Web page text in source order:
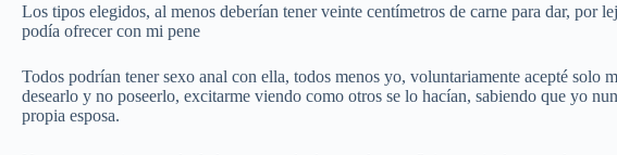
Los tipos elegidos, al menos deberían tener veinte centímetros de carne para dar, por
podía ofrecer con mi pene
Todos podrían tener sexo anal con ella, todos menos yo, voluntariamente acepté solo
desearlo y no poseerlo, excitarme viendo como otros se lo hacían, sabiendo que yo
propia esposa.